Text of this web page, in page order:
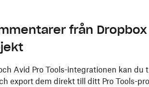
från
Avid Pro Tools-integrationen kan
export dem direkt till ditt Pro Tools-